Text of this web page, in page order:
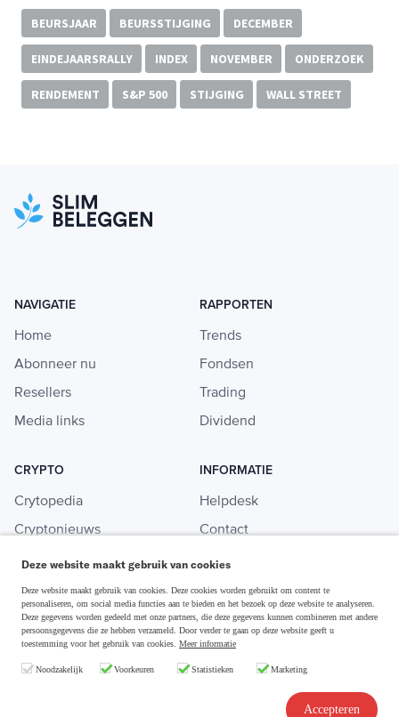
BEURSJAAR BEURSSTIJGING DECEMBER
EINDEJAARSRALLY INDEX NOVEMBER ONDERZOEK
RENDEMENT S&P 500 STIJGING WALL STREET
NAVIGATIE
Home
Abonneer nu
Resellers
Media links
RAPPORTEN
Trends
Fondsen
Trading
Dividend
CRYPTO
Crytopedia
Cryptonieuws
Crypto koopgids
Investeren in crypto
INFORMATIE
Helpdesk
Contact
Adverteren
Disclaimer & Privacy
Deze website maakt gebruik van cookies
Deze website maakt gebruik van cookies. Deze cookies worden gebruikt om content te
personaliseren, om social media functies aan te bieden en het bezoek op deze website te analyseren.
Deze gegevens worden gedeeld met onze partners, die deze gegevens kunnen combineren met andere
persoonsgegevens die ze hebben verzameld. Door verder te gaan op deze website geeft u
toestemming voor het gebruik van cookies. Meer informatie
Noodzakelijk Voorkeuren Statistieken Marketing
Accepteren